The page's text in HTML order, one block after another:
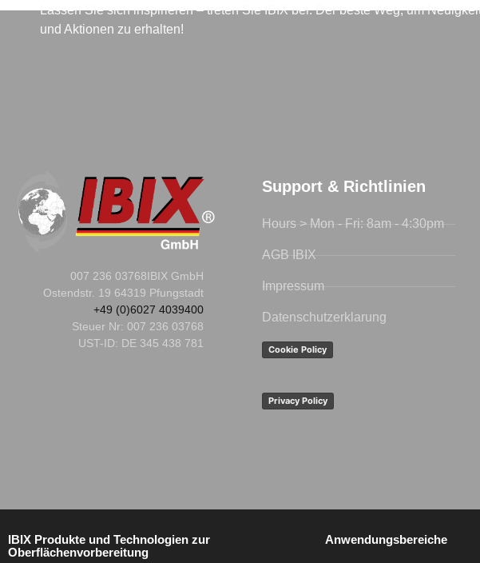
Lassen Sie sich inspirieren – treten Sie IBIX bei. Der beste Weg, um
und Aktionen zu erhalten!
007 236 03768IBIX GmbH
Ostendstr. 19 64319 Pfungstadt
+49 (0)6027 4039400
Steuer Nr: 007 236 03768
UST-ID: DE 345 438 781
Support & Richtlinien
Hours > Mon - Fri: 8am - 4:30pm
AGB IBIX
Impressum
Datenschutzerklarung
Cookie Policy
Privacy Policy
IBIX Produkte und Technologien zur
Oberflächenvorbereitung
Anwendungsbereiche